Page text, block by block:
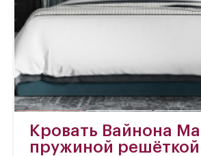
Кровать Вайнона
пружиной решёткой